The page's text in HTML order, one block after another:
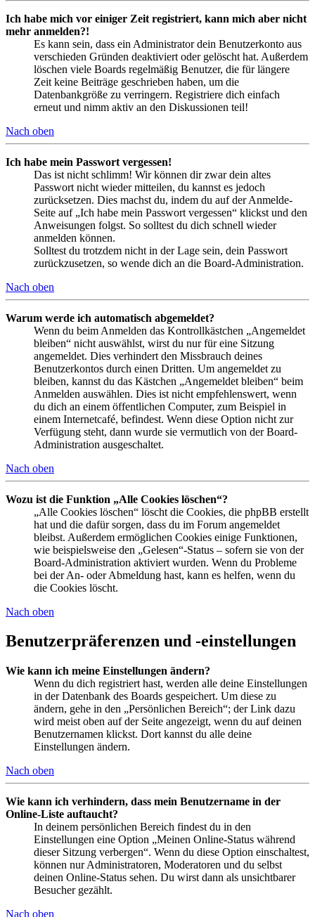
Ich habe mich vor einiger Zeit registriert, kann mich aber nicht
mehr anmelden?!
Es kann sein, dass ein Administrator dein Benutzerkonto aus
verschieden Gründen deaktiviert oder gelöscht hat. Außerdem
löschen viele Boards regelmäßig Benutzer, die für längere
Zeit keine Beiträge geschrieben haben, um die
Datenbankgröße zu verringern. Registriere dich einfach
erneut und nimm aktiv an den Diskussionen teil!
Nach oben
Ich habe mein Passwort vergessen!
Das ist nicht schlimm! Wir können dir zwar dein altes
Passwort nicht wieder mitteilen, du kannst es jedoch
zurücksetzen. Dies machst du, indem du auf der Anmelde-
Seite auf „Ich habe mein Passwort vergessen“ klickst und den
Anweisungen folgst. So solltest du dich schnell wieder
anmelden können.
Solltest du trotzdem nicht in der Lage sein, dein Passwort
zurückzusetzen, so wende dich an die Board-Administration.
Nach oben
Warum werde ich automatisch abgemeldet?
Wenn du beim Anmelden das Kontrollkästchen „Angemeldet
bleiben“ nicht auswählst, wirst du nur für eine Sitzung
angemeldet. Dies verhindert den Missbrauch deines
Benutzerkontos durch einen Dritten. Um angemeldet zu
bleiben, kannst du das Kästchen „Angemeldet bleiben“ beim
Anmelden auswählen. Dies ist nicht empfehlenswert, wenn
du dich an einem öffentlichen Computer, zum Beispiel in
einem Internetcafé, befindest. Wenn diese Option nicht zur
Verfügung steht, dann wurde sie vermutlich von der Board-
Administration ausgeschaltet.
Nach oben
Wozu ist die Funktion „Alle Cookies löschen“?
„Alle Cookies löschen“ löscht die Cookies, die phpBB erstellt
hat und die dafür sorgen, dass du im Forum angemeldet
bleibst. Außerdem ermöglichen Cookies einige Funktionen,
wie beispielsweise den „Gelesen“-Status – sofern sie von der
Board-Administration aktiviert wurden. Wenn du Probleme
bei der An- oder Abmeldung hast, kann es helfen, wenn du
die Cookies löscht.
Nach oben
Benutzerpräferenzen und -einstellungen
Wie kann ich meine Einstellungen ändern?
Wenn du dich registriert hast, werden alle deine Einstellungen
in der Datenbank des Boards gespeichert. Um diese zu
ändern, gehe in den „Persönlichen Bereich“; der Link dazu
wird meist oben auf der Seite angezeigt, wenn du auf deinen
Benutzernamen klickst. Dort kannst du alle deine
Einstellungen ändern.
Nach oben
Wie kann ich verhindern, dass mein Benutzername in der
Online-Liste auftaucht?
In deinem persönlichen Bereich findest du in den
Einstellungen eine Option „Meinen Online-Status während
dieser Sitzung verbergen“. Wenn du diese Option einschaltest,
können nur Administratoren, Moderatoren und du selbst
deinen Online-Status sehen. Du wirst dann als unsichtbarer
Besucher gezählt.
Nach oben